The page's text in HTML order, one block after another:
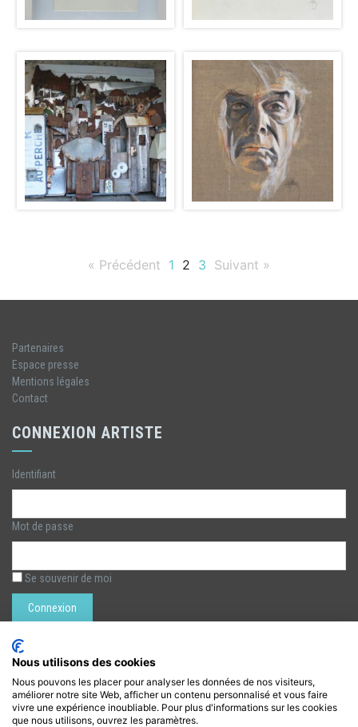
« Précédent 1 2 3 Suivant »
Partenaires
Espace presse
Mentions légales
Contact
CONNEXION ARTISTE
Identifiant
Mot de passe
Se souvenir de moi
Rechercher :
LÉZARTS DE LA BIÈVRE
Nous utilisons des cookies
Nous pouvons les placer pour analyser les données de nos visiteurs,
améliorer notre site Web, afficher un contenu personnalisé et vous faire
vivre une expérience inoubliable. Pour plus d'informations sur les cookies
que nous utilisons, ouvrez les paramètres.